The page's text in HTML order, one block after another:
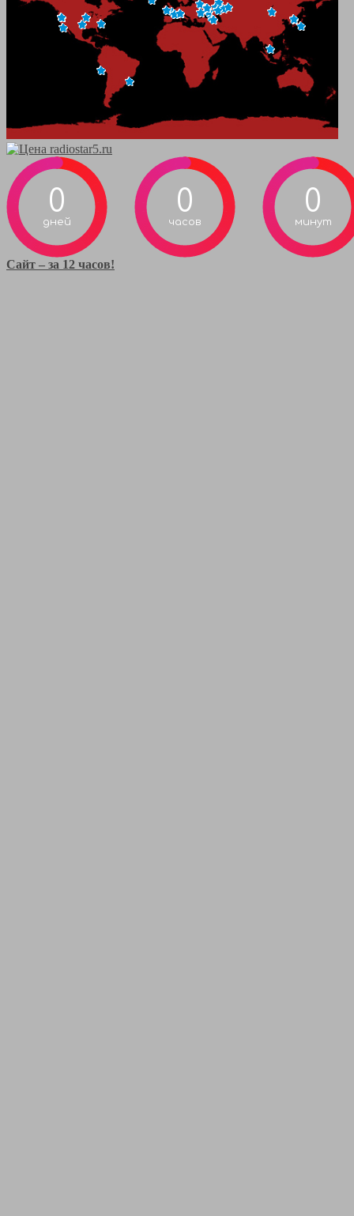
0
дней
0
часов
0
минут
Сайт – за 12 часов!